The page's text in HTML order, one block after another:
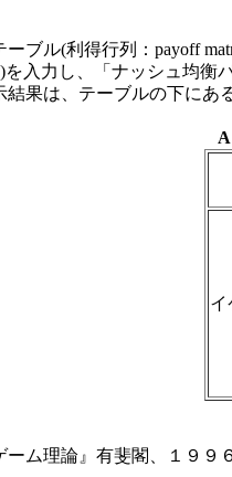
ブル(利得行列：payoff
を入力し、「ナッシュ均衡
結果は、テーブルの下にあ
イ
ーム理論』有斐閣、１９９